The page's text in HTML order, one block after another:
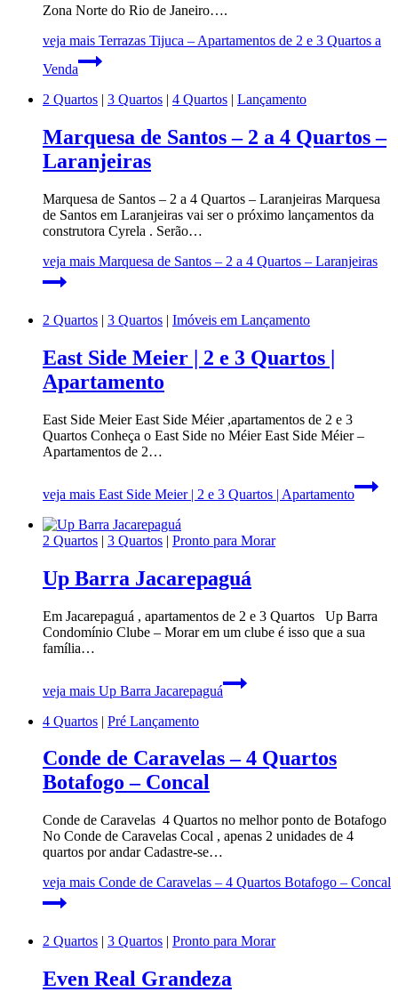
Zona Norte do Rio de Janeiro….
veja mais Terrazas Tijuca – Apartamentos de 2 e 3 Quartos a
Venda
2 Quartos | 3 Quartos | 4 Quartos | Lançamento
Marquesa de Santos – 2 a 4 Quartos –
Laranjeiras
Marquesa de Santos – 2 a 4 Quartos – Laranjeiras Marquesa
de Santos em Laranjeiras vai ser o próximo lançamentos da
construtora Cyrela . Serão…
veja mais Marquesa de Santos – 2 a 4 Quartos – Laranjeiras
2 Quartos | 3 Quartos | Imóveis em Lançamento
East Side Meier | 2 e 3 Quartos |
Apartamento
East Side Meier East Side Méier ,apartamentos de 2 e 3
Quartos Conheça o East Side no Méier East Side Méier –
Apartamentos de 2…
veja mais East Side Meier | 2 e 3 Quartos | Apartamento
2 Quartos | 3 Quartos | Pronto para Morar
Up Barra Jacarepaguá
Em Jacarepaguá , apartamentos de 2 e 3 Quartos Up Barra
Condomínio Clube – Morar em um clube é isso que a sua
família…
veja mais Up Barra Jacarepaguá
4 Quartos | Pré Lançamento
Conde de Caravelas – 4 Quartos
Botafogo – Concal
Conde de Caravelas 4 Quartos no melhor ponto de Botafogo
No Conde de Caravelas Cocal , apenas 2 unidades de 4
quartos por andar Cadastre-se…
veja mais Conde de Caravelas – 4 Quartos Botafogo – Concal
2 Quartos | 3 Quartos | Pronto para Morar
Even Real Grandeza